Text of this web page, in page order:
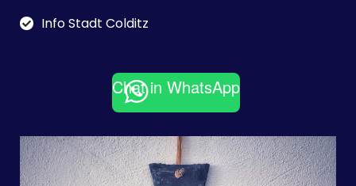
Info Stadt Colditz
Chat in WhatsApp